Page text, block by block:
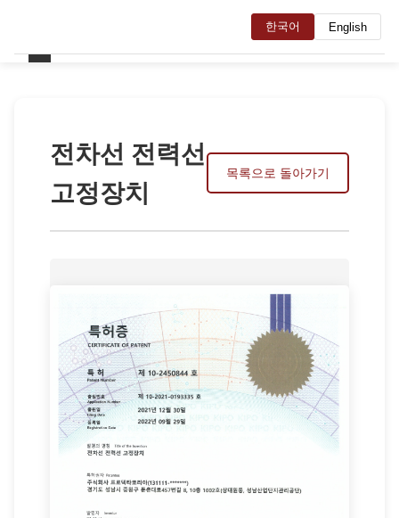
한국어 English
전차선 전력선
고정장치
목록으로 돌아가기